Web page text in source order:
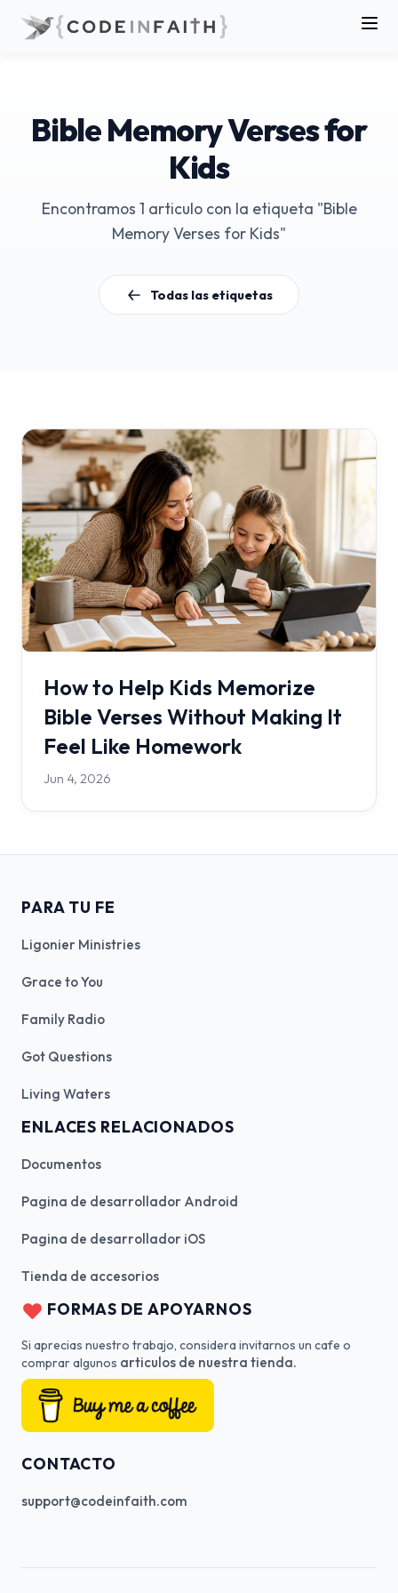
Bible Memory Verses for
Kids
Encontramos 1 articulo con la etiqueta "Bible
Memory Verses for Kids"
Todas las etiquetas
How to Help Kids Memorize
Bible Verses Without Making It
Feel Like Homework
Jun 4, 2026
PARA TU FE
Ligonier Ministries
Grace to You
Family Radio
Got Questions
Living Waters
ENLACES RELACIONADOS
Documentos
Pagina de desarrollador Android
Pagina de desarrollador iOS
Tienda de accesorios
FORMAS DE APOYARNOS
Si aprecias nuestro trabajo, considera invitarnos un cafe o
comprar algunos articulos de nuestra tienda.
CONTACTO
support@codeinfaith.com